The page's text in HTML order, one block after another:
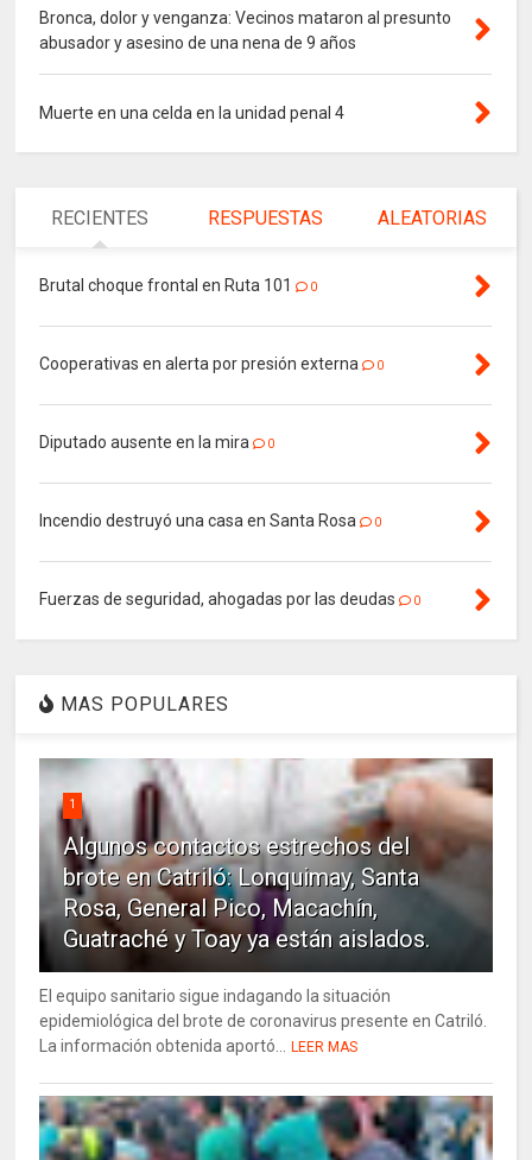
Bronca, dolor y venganza: Vecinos mataron al presunto
abusador y asesino de una nena de 9 años
Muerte en una celda en la unidad penal 4
RECIENTES RESPUESTAS ALEATORIAS
Brutal choque frontal en Ruta 101 0
Cooperativas en alerta por presión externa 0
Diputado ausente en la mira 0
Incendio destruyó una casa en Santa Rosa 0
Fuerzas de seguridad, ahogadas por las deudas 0
MAS POPULARES
1
Algunos contactos estrechos del
brote en Catriló: Lonquimay, Santa
Rosa, General Pico, Macachín,
Guatraché y Toay ya están aislados.
El equipo sanitario sigue indagando la situación
epidemiológica del brote de coronavirus presente en Catriló.
La información obtenida aportó...
LEER MAS